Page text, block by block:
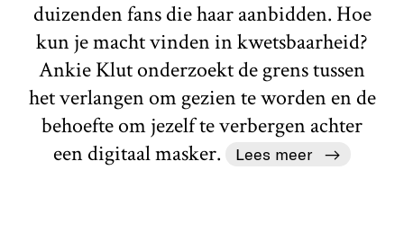
duizenden fans die haar aanbidden. Hoe
kun je macht vinden in kwetsbaarheid?
Ankie Klut onderzoekt de grens tussen
het verlangen om gezien te worden en de
behoefte om jezelf te verbergen achter
een digitaal masker.
Lees meer